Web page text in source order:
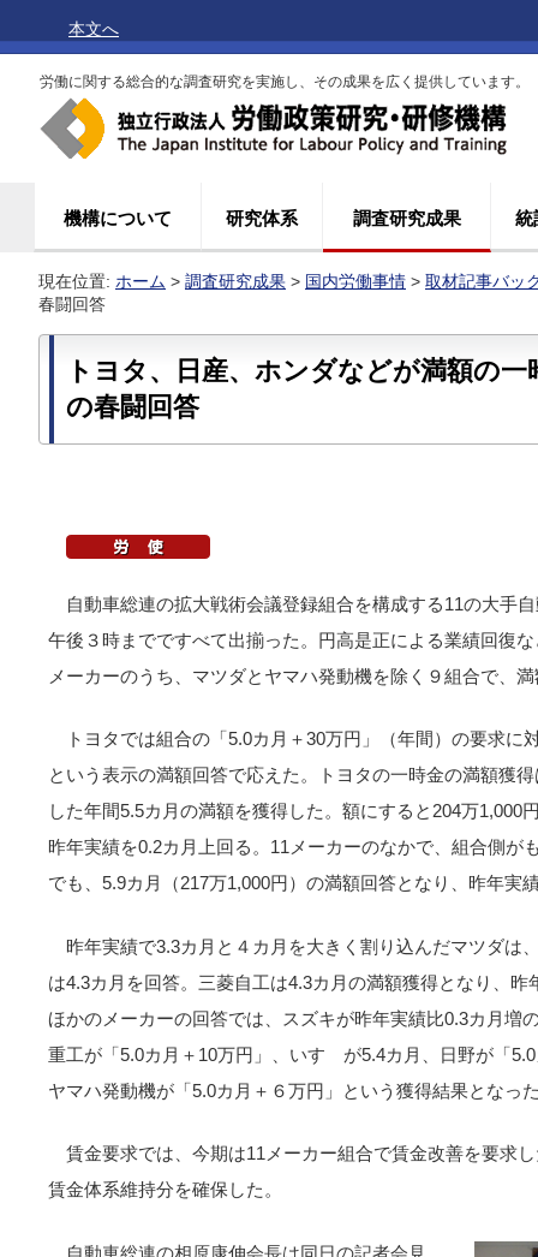
本文へ
労働に関する総合的な調査研究を実施し、その成果を広く提供しています。
機構について 研究体系 調査研究成果 統
現在位置: ホーム > 調査研究成果 > 国内労働事情 > 取材記事バッ
春闘回答
トヨタ、日産、ホンダなどが満額の
の春闘回答
自動車総連の拡大戦術会議登録組合を構成する11の大手
午後３時までですべて出揃った。円高是正による業績回復
メーカーのうち、マツダとヤマハ発動機を除く９組合で、
トヨタでは組合の「5.0カ月＋30万円」（年間）の要求に
という表示の満額回答で応えた。トヨタの一時金の満額獲
した年間5.5カ月の満額を獲得した。額にすると204万1,000
昨年実績を0.2カ月上回る。11メーカーのなかで、組合側が
でも、5.9カ月（217万1,000円）の満額回答となり、昨年実
昨年実績で3.3カ月と４カ月を大きく割り込んだマツダは
は4.3カ月を回答。三菱自工は4.3カ月の満額獲得となり、
ほかのメーカーの回答では、スズキが昨年実績比0.3カ月増
重工が「5.0カ月＋10万円」、いすゞが5.4カ月、日野が「
ヤマハ発動機が「5.0カ月＋６万円」という獲得結果となっ
賃金要求では、今期は11メーカー組合で賃金改善を要求
賃金体系維持分を確保した。
自動車総連の相原康伸会長は同日の記者会見